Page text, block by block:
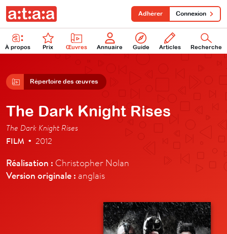
À propos Prix Œuvres Annuaire Guide Articles Recherche
Adhérer Connexion
Répertoire des œuvres
The Dark Knight Rises
The Dark Knight Rises
FILM • 2012
Réalisation : Christopher Nolan
Version originale : anglais